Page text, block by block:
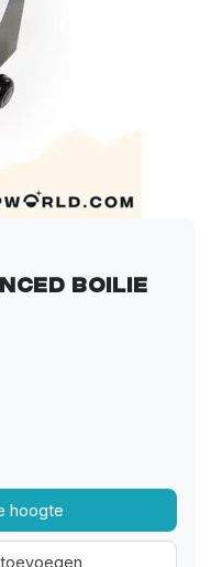
Boilie
hoogte